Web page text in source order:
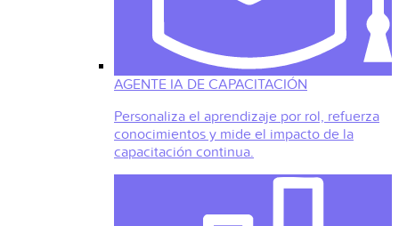
AGENTE IA DE CAPACITACIÓN
Personaliza el aprendizaje por rol, refuerza
conocimientos y mide el impacto de la
capacitación continua.